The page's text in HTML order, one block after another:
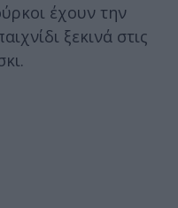
έχουν την
ξεκινά στις